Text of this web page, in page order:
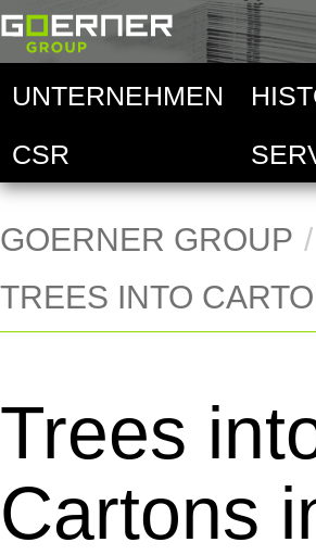
UNTERNEHMEN
CSR
GOERNER GROUP
TREES INTO
Trees
Cartons